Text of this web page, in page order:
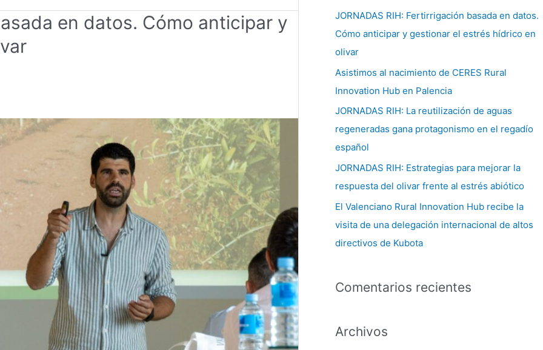
en datos. Cómo anticipar y
a
r
JORNADAS RIH: Fertirrigación basada en datos.
Cómo anticipar y gestionar el estrés hídrico en
olivar
Asistimos al nacimiento de CERES Rural
Innovation Hub en Palencia
JORNADAS RIH: La reutilización de aguas
regeneradas gana protagonismo en el regadío
español
JORNADAS RIH: Estrategias para mejorar la
respuesta del olivar frente al estrés abiótico
El Valenciano Rural Innovation Hub recibe la
visita de una delegación internacional de altos
directivos de Kubota
Comentarios recientes
Archivos